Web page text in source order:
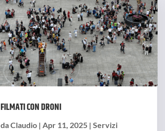
FILMATI CON DRONI
daClaudio| Apr 11, 2025| Servizi